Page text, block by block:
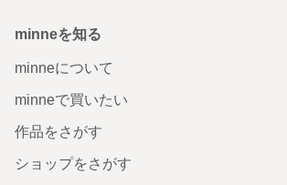
minneを知る
minneについて
minneで買いたい
作品をさがす
ショップをさがす